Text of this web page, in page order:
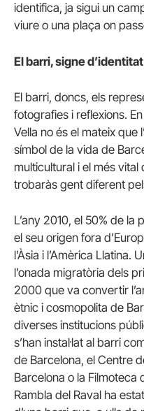
identifica, ja sigui un
viure o una plaça on
El barri, signe d’identitat
El barri, doncs, els
fotografies i reflexions.
Vella no és el mateix que
símbol de la vida de
multicultural i el més
trobaràs gent diferent
L’any 2010, el 50% de la
el seu origen fora
l’Àsia i l’Amèrica
l’onada migratòria dels
2000 que va convertir
ètnic i cosmopolita de
diverses institucions
s’han instal·lat al barri
de Barcelona, el Centre
Barcelona o la Filmoteca
Rambla del Raval ha